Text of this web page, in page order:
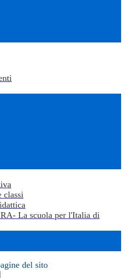
classi
La scuola per l'Italia di
del sito